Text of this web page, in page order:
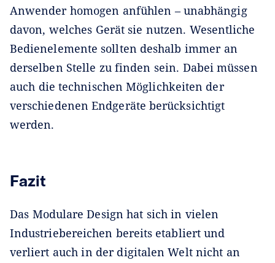
Anwender homogen anfühlen – unabhängig
davon, welches Gerät sie nutzen. Wesentliche
Bedienelemente sollten deshalb immer an
derselben Stelle zu finden sein. Dabei müssen
auch die technischen Möglichkeiten der
verschiedenen Endgeräte berücksichtigt
werden.
Fazit
Das Modulare Design hat sich in vielen
Industriebereichen bereits etabliert und
verliert auch in der digitalen Welt nicht an